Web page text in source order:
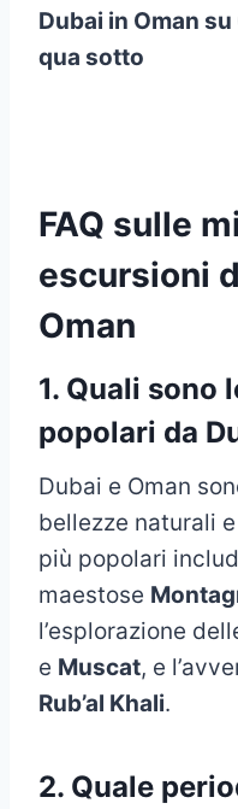
Dubai in Oman
qua sotto
FAQ sulle
escursioni
Oman
1. Quali sono
popolari da
Dubai e Oman
bellezze naturali
più popolari
maestose
l’esplorazione
e Muscat, e
Rub’al Khali.
2. Quale